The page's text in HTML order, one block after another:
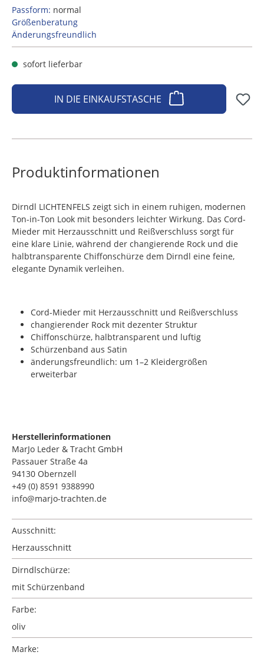
Passform: normal
Größenberatung
Änderungsfreundlich
sofort lieferbar
IN DIE EINKAUFSTASCHE
Produktinformationen
Dirndl LICHTENFELS zeigt sich in einem ruhigen, modernen
Ton-in-Ton Look mit besonders leichter Wirkung. Das Cord-
Mieder mit Herzausschnitt und Reißverschluss sorgt für
eine klare Linie, während der changierende Rock und die
halbtransparente Chiffonschürze dem Dirndl eine feine,
elegante Dynamik verleihen.
Cord-Mieder mit Herzausschnitt und Reißverschluss
changierender Rock mit dezenter Struktur
Chiffonschürze, halbtransparent und luftig
Schürzenband aus Satin
änderungsfreundlich: um 1–2 Kleidergrößen
erweiterbar
Herstellerinformationen
MarJo Leder & Tracht GmbH
Passauer Straße 4a
94130 Obernzell
+49 (0) 8591 9388990
info@marjo-trachten.de
Ausschnitt:
Herzausschnitt
Dirndlschürze:
mit Schürzenband
Farbe:
oliv
Marke: